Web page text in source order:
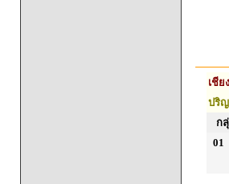
เชีย
ปริ
ก
01